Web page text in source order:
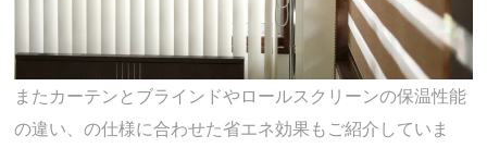
またカーテンとブラインドやロールスクリーンの保温性能
の違い、の仕様に合わせた省エネ効果もご紹介していま